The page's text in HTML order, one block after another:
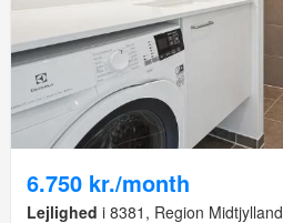
6.750 kr./month
Lejlighed i 8381, Region Midtjylland